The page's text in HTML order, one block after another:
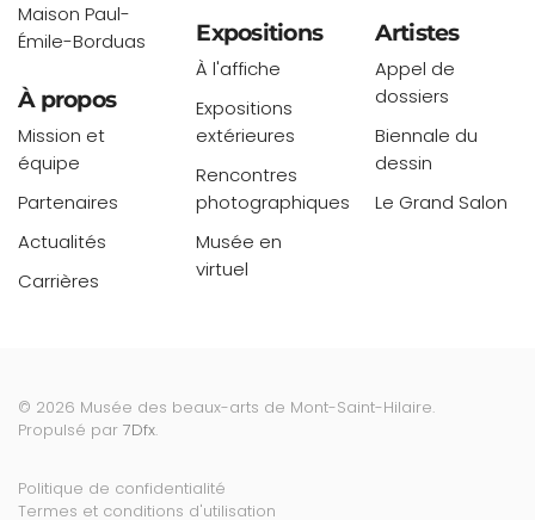
Maison Paul-
Émile-Borduas
À propos
Mission et
équipe
Partenaires
Actualités
Carrières
Expositions
À l'affiche
Expositions
extérieures
Rencontres
photographiques
Musée en
virtuel
Artistes
Appel de
dossiers
Biennale du
dessin
Le Grand Salon
© 2026 Musée des beaux-arts de Mont-Saint-Hilaire.
Propulsé par 7Dfx.
Politique de confidentialité
Termes et conditions d'utilisation